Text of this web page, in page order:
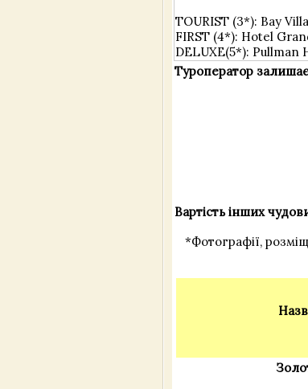
TOURIST (3*): Bay
FIRST (4*): Hotel
DELUXE(5*): Pullman
Туроператор залишає
Вартість інших
*Фотографії,